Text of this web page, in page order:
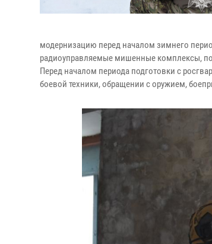
модернизацию перед началом зимнего
радиоуправляемые мишенные комплексы,
Перед началом периода подготовки с
боевой техники, обращении с оружием,